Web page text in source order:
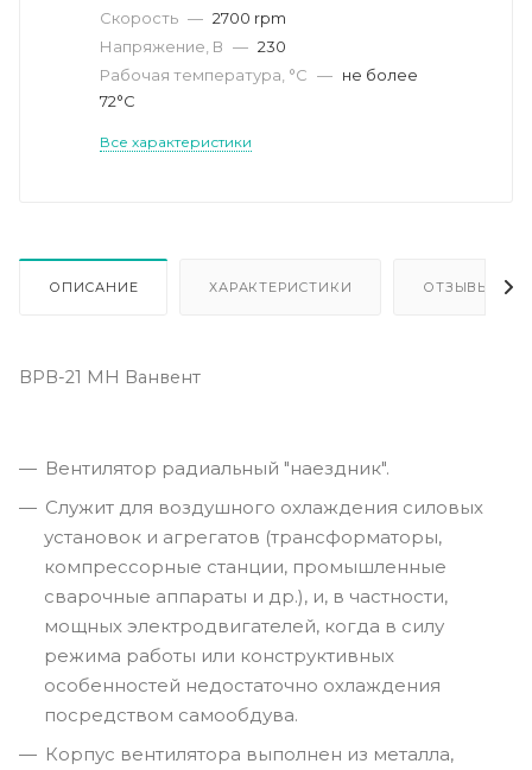
Скорость — 2700 rpm
Напряжение, В — 230
Рабочая температура, °С — не более
72°С
Все характеристики
ОПИСАНИЕ ХАРАКТЕРИСТИКИ ОТЗЫВЫ
ВРВ-21 МН Ванвент
Вентилятор радиальный "наездник".
Служит для воздушного охлаждения силовых
установок и агрегатов (трансформаторы,
компрессорные станции, промышленные
сварочные аппараты и др.), и, в частности,
мощных электродвигателей, когда в силу
режима работы или конструктивных
особенностей недостаточно охлаждения
посредством самообдува.
Корпус вентилятора выполнен из металла,